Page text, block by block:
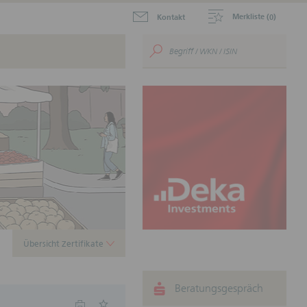
Kontakt Merkliste (0)
aktuellen Zertifikate zum
für Ihr
Beratungsgespräch
Übersicht Zertifikate